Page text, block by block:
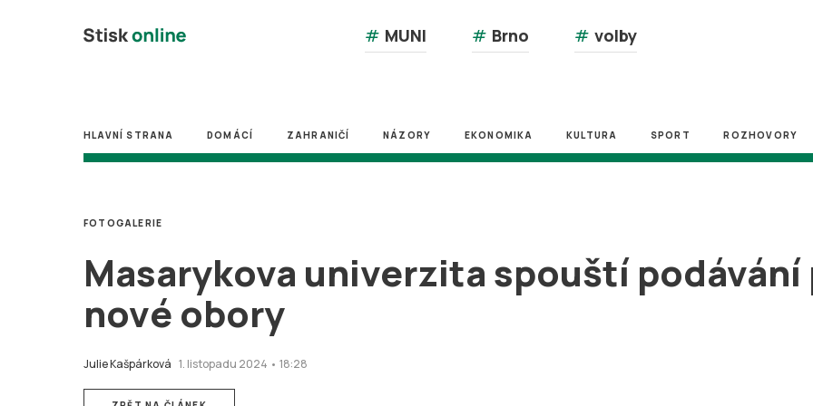
# MUNI # Brno # volby
HLAVNÍ STRANA DOMÁCÍ ZAHRANIČÍ NÁZORY EKONOMIKA KULTURA SPORT ROZHOVORY
Masarykova univerzita spouští
nové obory
Julie Kašpárková 1. listopadu 2024 • 18:28
FOTOGALERIE